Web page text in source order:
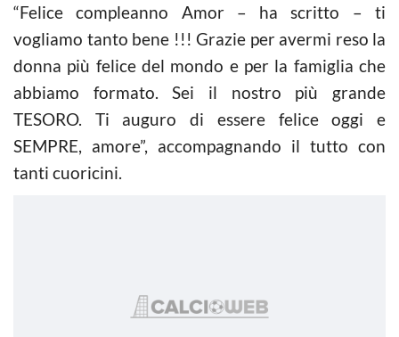
“Felice compleanno Amor – ha scritto – ti
vogliamo tanto bene !!! Grazie per avermi reso la
donna più felice del mondo e per la famiglia che
abbiamo formato. Sei il nostro più grande
TESORO. Ti auguro di essere felice oggi e
SEMPRE, amore”, accompagnando il tutto con
tanti cuoricini.